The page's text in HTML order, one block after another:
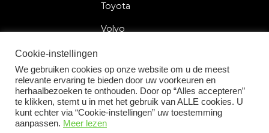
Toyota
Volvo
2026 © Car Lock Systems
Cookie-instellingen
We gebruiken cookies op onze website om u de meest
relevante ervaring te bieden door uw voorkeuren en
herhaalbezoeken te onthouden. Door op “Alles accepteren”
te klikken, stemt u in met het gebruik van ALLE cookies. U
kunt echter via “Cookie-instellingen” uw toestemming
aanpassen. Meer lezen